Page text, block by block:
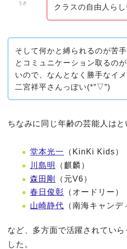
うさ
クラスの自由人らし
そして何かと縛られるのが苦
とコミュニケーション取るの
いので、なんとなく勝手なイ
二宮祥平さんっぽい(*”▽”)
ちなみに同じ年齢の芸能人はと
堂本光一
（KinKi Kids）
川島明
（麒麟）
森田剛
（元V6）
春日俊彰 （オードリー）
山崎静代 （南海キャンデ
など、多方面で活躍されてい
した。